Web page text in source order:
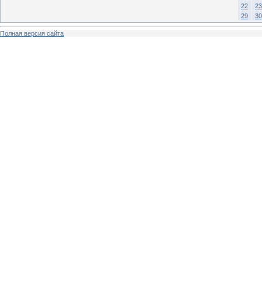
22
23
29
30
Полная версия сайта